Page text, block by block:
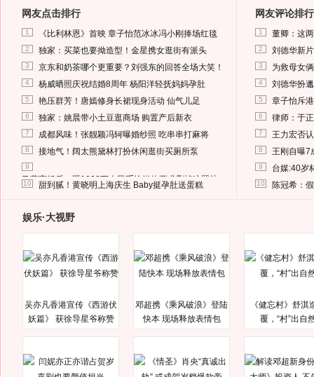
网友点击排行
1 《比利林恩》首映 章子怡范冰冰冯小刚捧场红毯
2 独家：买菜也要拗造型！金星携女逛街有派头
3 京东和奶茶哪个更重要？刘强东的回答全场大笑！
4 杨威晒照庆祝结婚8周年 杨阳洋轻抚妈妈孕肚
5 艳压群芳！唐嫣修身长裙现身活动 仙气儿足
6 独家：姚晨带小土豆逛商场 购置产后新衣
7 成都风味！张靓颖冯轲曝婚纱照 吃串串打麻将
8 接地气！阔太熊黛林打扮休闲逛街买厕所泵
9
马蓉离婚后，砸1000万人民币给媒体要求删掉这照片
10 甜到腻！黄晓明上海庆生 Baby挺孕肚送蛋糕
网友评论排行
1 董卿：这
2 刘德华新
3 为救母女
4 刘德华扮
5 章子怡斥
6 律师：于
7 王力宏否
8 王刚自曝7
9 台媒:40岁
10 陈冠希：
娱乐·大视野
吴亦凡香港宣传《西游伏
妖篇》 获徐导星爷称赞
邓超携《乘风破浪》登陆
快本 现场释放表情包
《健忘村》舒淇
覆，“村”出自